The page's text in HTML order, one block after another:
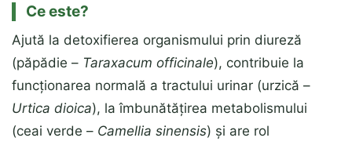
Ce este?
Ajută la detoxifierea organismului prin diureză
(păpădie – Taraxacum officinale), contribuie la
funcționarea normală a tractului urinar (urzică –
Urtica dioica), la îmbunătățirea metabolismului
(ceai verde – Camellia sinensis) și are rol